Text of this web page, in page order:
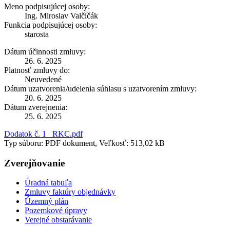
Meno podpisujúcej osoby:
Ing. Miroslav Valčičák
Funkcia podpisujúcej osoby:
starosta
Dátum účinnosti zmluvy:
26. 6. 2025
Platnosť zmluvy do:
Neuvedené
Dátum uzatvorenia/udelenia súhlasu s uzatvorením zmluvy:
20. 6. 2025
Dátum zverejnenia:
25. 6. 2025
Dodatok č. 1_ RKC.pdf
Typ súboru: PDF dokument, Veľkosť: 513,02 kB
Zverejňovanie
Úradná tabuľa
Zmluvy faktúry objednávky
Územný plán
Pozemkové úpravy
Verejné obstarávanie